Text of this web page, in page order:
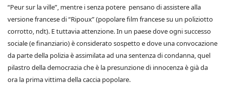
“Peur sur la ville”, mentre i senza potere pensano di assistere alla
versione francese di “Ripoux” (popolare film francese su un poliziotto
corrotto, ndt). E tuttavia attenzione. In un paese dove ogni successo
sociale (e finanziario) è considerato sospetto e dove una convocazione
da parte della polizia è assimilata ad una sentenza di condanna, quel
pilastro della democrazia che è la presunzione di innocenza è già da
ora la prima vittima della caccia popolare.